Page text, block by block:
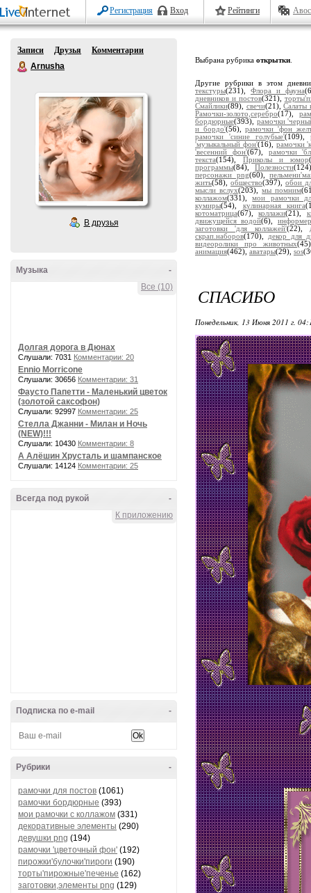
Регистрация Вход Рейтинги
Записи Друзья
Комментарии
Arnusha
В друзья
-
Музыка
Все (10)
Долгая дорога в Дюнах
Слушали: 7031 Комментарии: 20
Ennio Morricone
Слушали: 30656 Комментарии: 31
Фаусто Папетти - Маленький цветок
(золотой саксофон)
Слушали: 92997 Комментарии: 25
Стелла Джанни - Милан и Ночь
(NEW)!!!
Слушали: 10430 Комментарии: 8
А Алёшин Хрусталь и шампанское
Слушали: 14124 Комментарии: 25
-
Всегда под рукой
К приложению
-
Подписка по e-mail
-
Рубрики
рамочки для постов (1061)
рамочки бордюрные (393)
мои рамочки с коллажом (331)
декоративные элементы (290)
девушки png (194)
рамочки 'цветочный фон' (192)
пирожки'булочки'пироги (190)
торты'пирожные'печенье (162)
заготовки,элементы png (129)
Выбрана рубрика открытки
Другие рубрики в этом
текстуры(231), Флора и фауна
дневников и постов(321),
Смайлики(89), свечи(21),Салаты
Рамочки-золото,серебро(17),
бордюрные(393), рамочки
и бордо'(56),рамочки 'фон
рамочки 'синие голубые'(109),
'музыкальный фон'(16), рамочки
'весенний фон'(67), рамочки
текста(154), Приколы и юмор
программы(84),Полезности
персонажи png(60),
жить(58), общество(397), обои
мысли вслух(203),мы помним
коллажом(331),мои рамочки
кумиры(54), кулинарная книга
котоматрица(67),коллажи(21),
движущейся водой(6),
заготовки 'для коллажей'(22),
скрап.наборов(170), декор для
видеоролики про животных
анимация(462), аватары(29), sos
СПАСИБО
Понедельник, 13 Июня 2011 г.